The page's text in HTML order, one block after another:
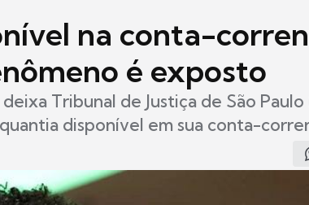
na conta-
é exposto
Tribunal de Justiça de São Paulo
disponível em sua conta-